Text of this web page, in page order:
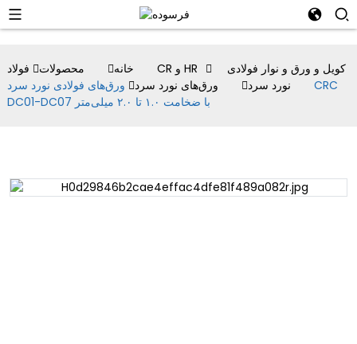
خانه محصولات فولاد CR و HR
کویل و ورق و نوار فولادی
نورد سرد
ورق‌های نورد سرد
ورق‌های فولادی نورد سرد CRC
DC01-DC07 با ضخامت ۱.۰ تا ۲.۰ میلی‌متر